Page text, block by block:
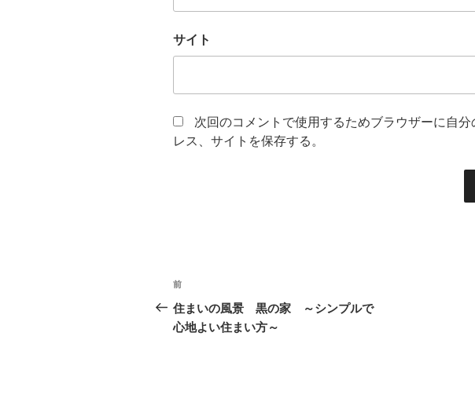
サイト
次回のコメントで使用するためブラウザーに自分
レス、サイトを保存する。
投
稿
ナ
前
の
投
前
住まいの風景 黒の家 ～シンプルで
心地よい住まい方～